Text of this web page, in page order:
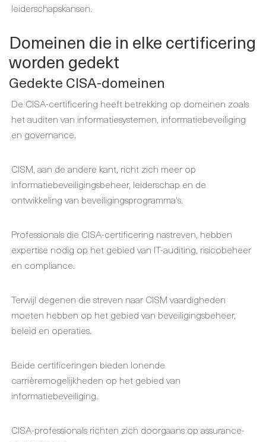
leiderschapskansen.
Domeinen die in elke certificering
worden gedekt
Gedekte CISA-domeinen
De CISA-certificering heeft betrekking op domeinen zoals
het auditen van informatiesystemen, informatiebeveiliging
en governance.
CISM, aan de andere kant, richt zich meer op
informatiebeveiligingsbeheer, leiderschap en de
ontwikkeling van beveiligingsprogramma's.
Professionals die CISA-certificering nastreven, hebben
expertise nodig op het gebied van IT-auditing, risicobeheer
en compliance.
Terwijl degenen die streven naar CISM vaardigheden
moeten hebben op het gebied van beveiligingsbeheer,
beleid en operaties.
Beide certificeringen bieden lonende
carrièremogelijkheden op het gebied van
informatiebeveiliging.
CISA-professionals richten zich doorgaans op assurance-